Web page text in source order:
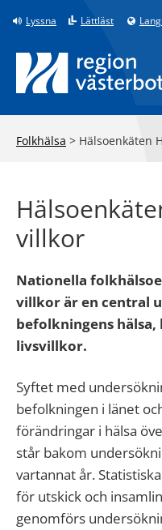
Till innehåll på sidan
Lyssna Lättläst
Folkhälsa > Hälsoenkäten
villkor
Nationella
villkor är en central
befolkningens hälsa,
livsvillkor.
Syftet med
befolkningen i länet
förändringar i hälsa
står bakom
vartannat år.
för utskick och
genomförs